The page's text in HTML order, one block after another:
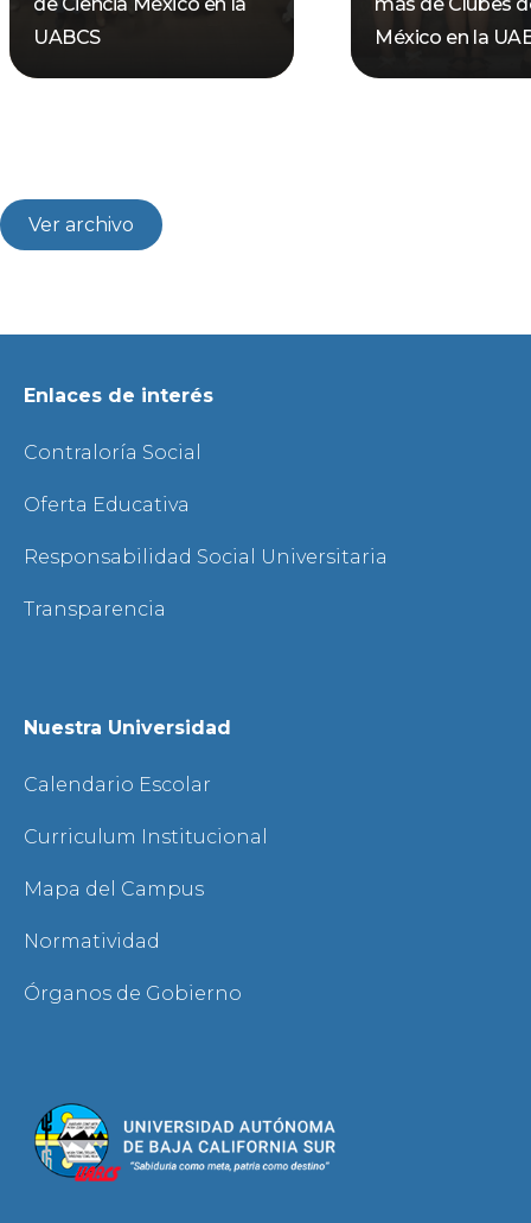
UABCS
México en la
Ver archivo
Enlaces de interés
Contraloría Social
Oferta Educativa
Responsabilidad Social Universitaria
Transparencia
Nuestra Universidad
Calendario Escolar
Curriculum Institucional
Mapa del Campus
Normatividad
Órganos de Gobierno